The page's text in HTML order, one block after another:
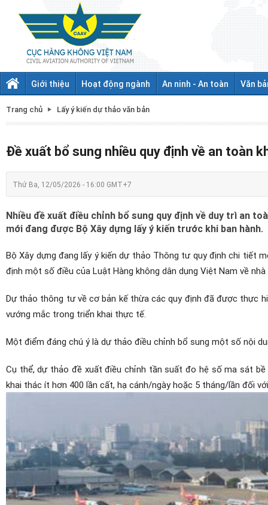
Giới thiệu Hoạt động ngành An ninh - An toàn Văn
Trang chủ Lấy ý kiến dự thảo văn bản
Đề xuất bổ sung nhiều quy định về an toàn
Thứ Ba, 12/05/2026 - 16:00 GMT+7
Nhiều đề xuất điều chỉnh bổ sung quy định về duy trì an
mới đang được Bộ Xây dựng lấy ý kiến trước khi ban hành.
Bộ Xây dựng đang lấy ý kiến dự thảo Thông tư quy định chi tiết
định một số điều của Luật Hàng không dân dụng Việt Nam về
Dự thảo thông tư về cơ bản kế thừa các quy định đã được thực
vướng mắc trong triển khai thực tế.
Một điểm đáng chú ý là dự thảo điều chỉnh bổ sung một số nội
Cụ thể, dự thảo đề xuất điều chỉnh tần suất đo hệ số ma sát
khai thác ít hơn 400 lần cất, hạ cánh/ngày hoặc 5 tháng/lần đối